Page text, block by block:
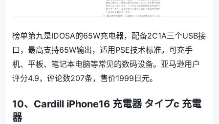
榜单第九是IDOSA的65W充电器，配备2C1A三个USB接
口，最高支持65W输出，适用PSE技术标准，可充手
机、平板、笔记本电脑等常见的数码设备。亚马逊用户
评分4.9，评论数207条，售价1999日元。
10、 Cardill iPhone16 充電器 タイプc 充電
器